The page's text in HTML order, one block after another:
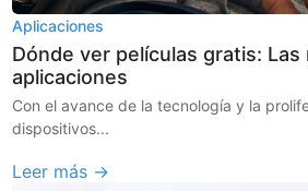
Aplicaciones
Dónde ver películas gratis: Las
aplicaciones
Con el avance de la tecnología y la
dispositivos...
Leer más →